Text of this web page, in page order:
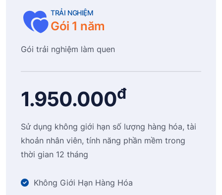
TRẢI NGHIỆM
Gói 1 năm
Gói trải nghiệm làm quen
1.950.000đ
Sử dụng không giới hạn số lượng hàng hóa, tài
khoản nhân viên, tính năng phần mềm trong
thời gian 12 tháng
Không Giới Hạn Hàng Hóa